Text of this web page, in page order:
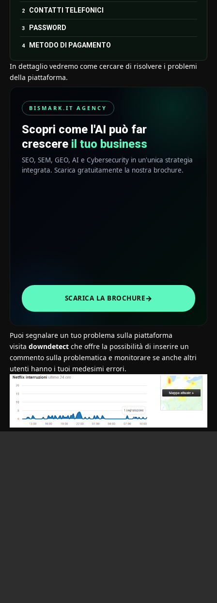
CONTATTI TELEFONICI
PASSWORD
METODO DI PAGAMENTO
In dettaglio vedremo come cercare di risolvere i problemi
della piattaforma.
BISMARK.IT AGENCY
Scopri come l'AI può far
crescere il tuo business
SEO, SEM, GEO, AI e Cybersecurity in un'unica strategia
integrata. Scarica gratuitamente la nostra brochure.
SCARICA LA BROCHURE→
Puoi segnalare un tuo problema sulla piattaforma
visita downdetect che offre la possibilità di inserire un
commento sulla problematica e monitorare se anche altri
utenti hanno i tuoi medesimi errori.